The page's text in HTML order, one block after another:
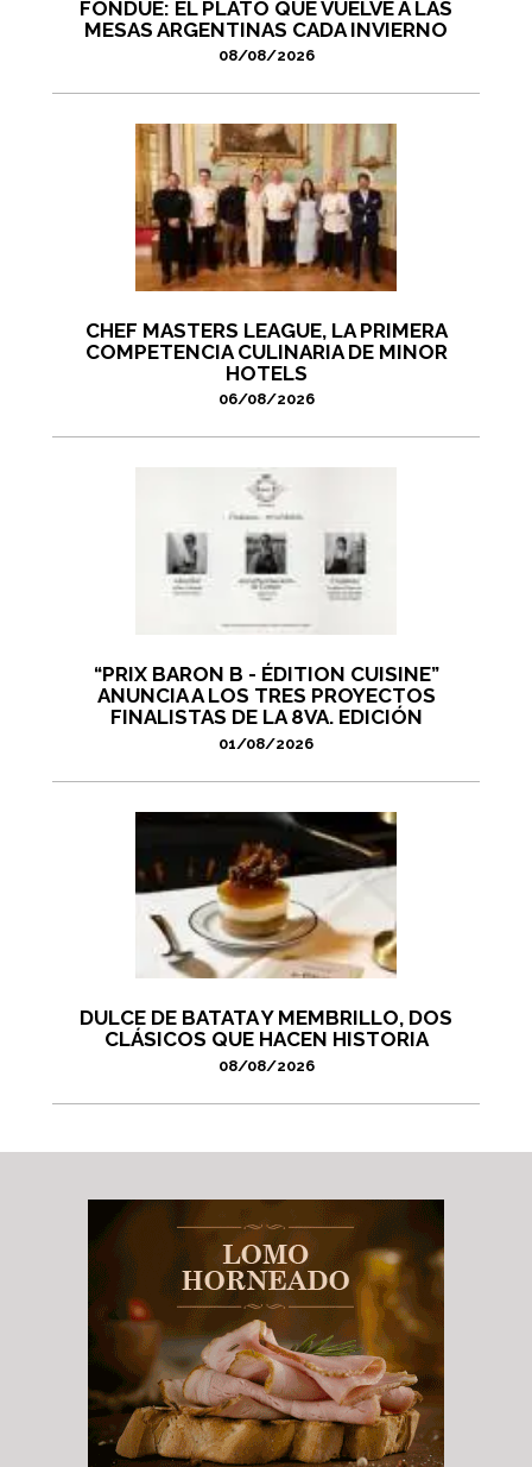
FONDUE: EL PLATO QUE VUELVE A LAS
MESAS ARGENTINAS CADA INVIERNO
08/08/2026
CHEF MASTERS LEAGUE, LA PRIMERA
COMPETENCIA CULINARIA DE MINOR
HOTELS
06/08/2026
“PRIX BARON B - ÉDITION CUISINE”
ANUNCIA A LOS TRES PROYECTOS
FINALISTAS DE LA 8VA. EDICIÓN
01/08/2026
DULCE DE BATATA Y MEMBRILLO, DOS
CLÁSICOS QUE HACEN HISTORIA
08/08/2026